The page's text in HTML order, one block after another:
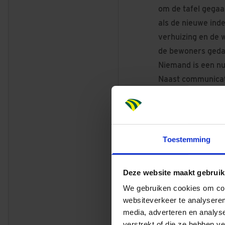
Toestemming
Deze website maakt
We gebruiken cookies om
websiteverkeer te
media, adverteren en
om de tafel
als de nieuwe
verhuizing en de
de bewoners
Niemand is een
Naast
persoonlijk
de vorm van
worden gelegd,
wils”, aldus de
We zorgen voor
“Het is die